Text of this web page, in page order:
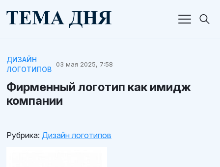
ДИЗАЙН
ЛОГОТИПОВ
03 мая 2025, 7:58
Фирменный логотип как имидж
компании
Рубрика: Дизайн логотипов